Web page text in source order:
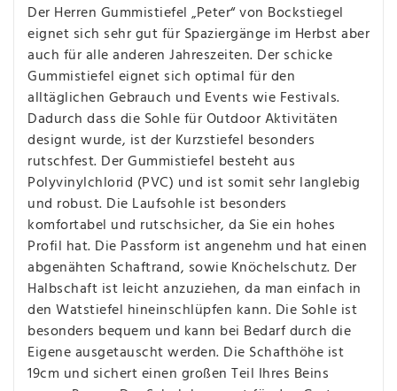
Der Herren Gummistiefel „Peter“ von Bockstiegel
eignet sich sehr gut für Spaziergänge im Herbst aber
auch für alle anderen Jahreszeiten. Der schicke
Gummistiefel eignet sich optimal für den
alltäglichen Gebrauch und Events wie Festivals.
Dadurch dass die Sohle für Outdoor Aktivitäten
designt wurde, ist der Kurzstiefel besonders
rutschfest. Der Gummistiefel besteht aus
Polyvinylchlorid (PVC) und ist somit sehr langlebig
und robust. Die Laufsohle ist besonders
komfortabel und rutschsicher, da Sie ein hohes
Profil hat. Die Passform ist angenehm und hat einen
abgenähten Schaftrand, sowie Knöchelschutz. Der
Halbschaft ist leicht anzuziehen, da man einfach in
den Watstiefel hineinschlüpfen kann. Die Sohle ist
besonders bequem und kann bei Bedarf durch die
Eigene ausgetauscht werden. Die Schafthöhe ist
19cm und sichert einen großen Teil Ihres Beins